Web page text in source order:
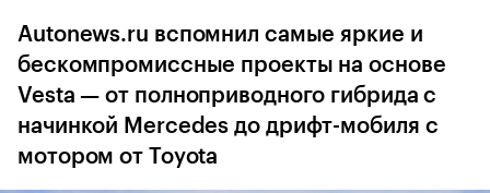
Autonews.ru вспомнил самые яркие и
бескомпромиссные проекты на основе
Vesta — от полноприводного гибрида с
начинкой Mercedes до дрифт-мобиля с
мотором от Toyota